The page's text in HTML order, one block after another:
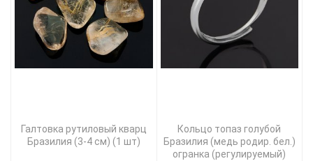
Галтовка рутиловый кварц
Бразилия (3-4 см) (1 шт)
Кольцо топаз голубой
Бразилия (медь родир. бел.)
огранка (регулируемый)